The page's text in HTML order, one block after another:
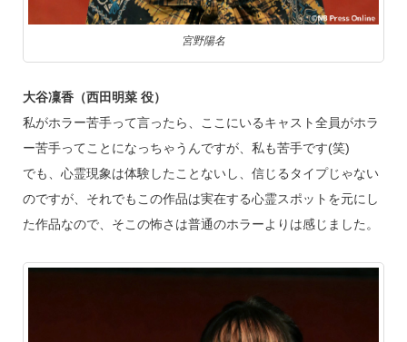
宮野陽名
大谷凜香（西田明菜 役）
私がホラー苦手って言ったら、ここにいるキャスト全員がホラ
ー苦手ってことになっちゃうんですが、私も苦手です(笑)
でも、心霊現象は体験したことないし、信じるタイプじゃない
のですが、それでもこの作品は実在する心霊スポットを元にし
た作品なので、そこの怖さは普通のホラーよりは感じました。